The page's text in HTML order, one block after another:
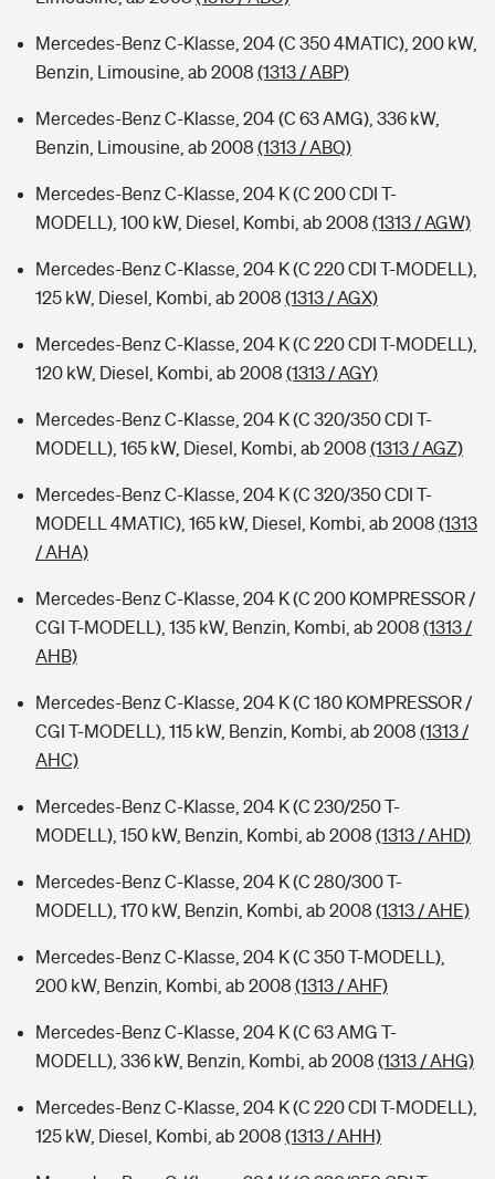
Mercedes-Benz C-Klasse, 204 (C 350 4MATIC), 200 kW,
Benzin, Limousine, ab 2008 (1313 / ABP)
Mercedes-Benz C-Klasse, 204 (C 63 AMG), 336 kW,
Benzin, Limousine, ab 2008 (1313 / ABQ)
Mercedes-Benz C-Klasse, 204 K (C 200 CDI T-
MODELL), 100 kW, Diesel, Kombi, ab 2008 (1313 / AGW)
Mercedes-Benz C-Klasse, 204 K (C 220 CDI T-MODELL),
125 kW, Diesel, Kombi, ab 2008 (1313 / AGX)
Mercedes-Benz C-Klasse, 204 K (C 220 CDI T-MODELL),
120 kW, Diesel, Kombi, ab 2008 (1313 / AGY)
Mercedes-Benz C-Klasse, 204 K (C 320/350 CDI T-
MODELL), 165 kW, Diesel, Kombi, ab 2008 (1313 / AGZ)
Mercedes-Benz C-Klasse, 204 K (C 320/350 CDI T-
MODELL 4MATIC), 165 kW, Diesel, Kombi, ab 2008 (1313
/ AHA)
Mercedes-Benz C-Klasse, 204 K (C 200 KOMPRESSOR /
CGI T-MODELL), 135 kW, Benzin, Kombi, ab 2008 (1313 /
AHB)
Mercedes-Benz C-Klasse, 204 K (C 180 KOMPRESSOR /
CGI T-MODELL), 115 kW, Benzin, Kombi, ab 2008 (1313 /
AHC)
Mercedes-Benz C-Klasse, 204 K (C 230/250 T-
MODELL), 150 kW, Benzin, Kombi, ab 2008 (1313 / AHD)
Mercedes-Benz C-Klasse, 204 K (C 280/300 T-
MODELL), 170 kW, Benzin, Kombi, ab 2008 (1313 / AHE)
Mercedes-Benz C-Klasse, 204 K (C 350 T-MODELL),
200 kW, Benzin, Kombi, ab 2008 (1313 / AHF)
Mercedes-Benz C-Klasse, 204 K (C 63 AMG T-
MODELL), 336 kW, Benzin, Kombi, ab 2008 (1313 / AHG)
Mercedes-Benz C-Klasse, 204 K (C 220 CDI T-MODELL),
125 kW, Diesel, Kombi, ab 2008 (1313 / AHH)